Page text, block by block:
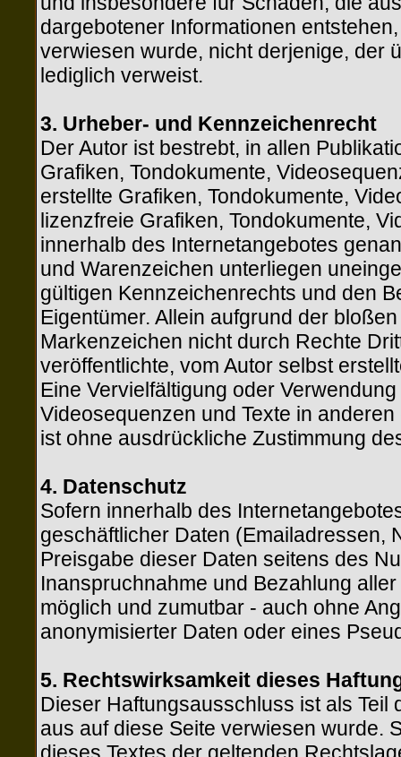
dargebotener Informationen
verwiesen wurde, nicht derjenige, der
lediglich verweist.
3. Urheber- und Kennzeichenrecht
Der Autor ist bestrebt, in allen
Grafiken, Tondokumente,
erstellte Grafiken, Tondokumente,
lizenzfreie Grafiken, Tondokumente,
innerhalb des Internetangebotes
und Warenzeichen unterliegen
gültigen Kennzeichenrechts und den
Eigentümer. Allein aufgrund der
Markenzeichen nicht durch Rechte
veröffentlichte, vom Autor selbst
Eine Vervielfältigung oder
Videosequenzen und Texte in
ist ohne ausdrückliche Zustimmung
4. Datenschutz
Sofern innerhalb des
geschäftlicher Daten (Emailadressen,
Preisgabe dieser Daten seitens des
Inanspruchnahme und Bezahlung
möglich und zumutbar - auch ohne
anonymisierter Daten oder eines
5. Rechtswirksamkeit dieses
Dieser Haftungsausschluss ist als
aus auf diese Seite verwiesen wurde.